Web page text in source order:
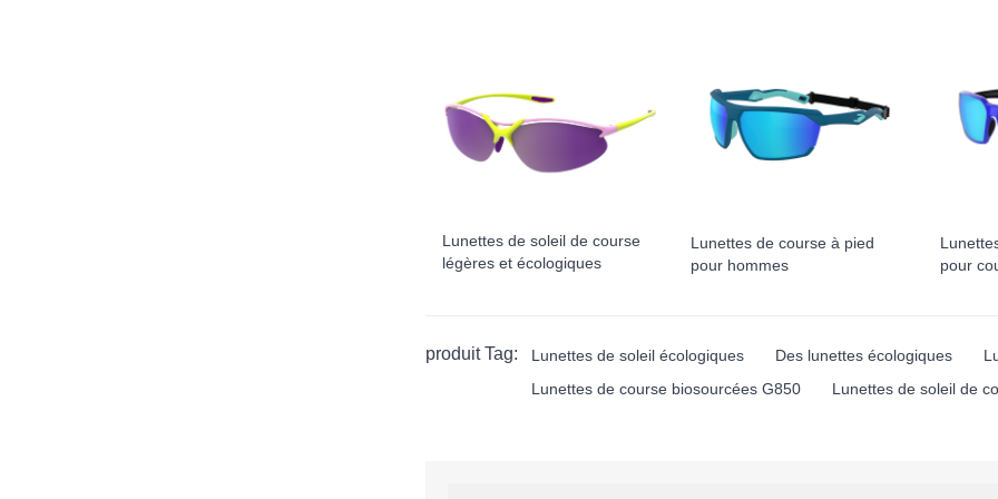
Lunettes de soleil de course
légères et écologiques
Lunettes de course à pied
pour hommes
pour
produit Tag: Lunettes de soleil écologiques Des lunettes écologiques
Lunettes de course biosourcées G850
Lunettes de soleil de